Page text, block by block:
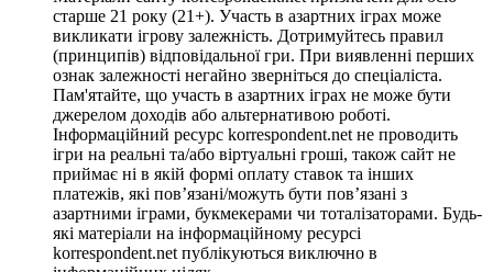
старше 21 року (21+). Участь в азартних іграх може
викликати ігрову залежність. Дотримуйтесь правил
(принципів) відповідальної гри. При виявленні перших
ознак залежності негайно зверніться до спеціаліста.
Пам'ятайте, що участь в азартних іграх не може бути
джерелом доходів або альтернативою роботі.
Інформаційний ресурс korrespondent.net не проводить
ігри на реальні та/або віртуальні гроші, також сайт не
приймає ні в якій формі оплату ставок та інших
платежів, які пов’язані/можуть бути пов’язані з
азартними іграми, букмекерами чи тоталізаторами. Будь-
які матеріали на інформаційному ресурсі
korrespondent.net публікуються виключно в